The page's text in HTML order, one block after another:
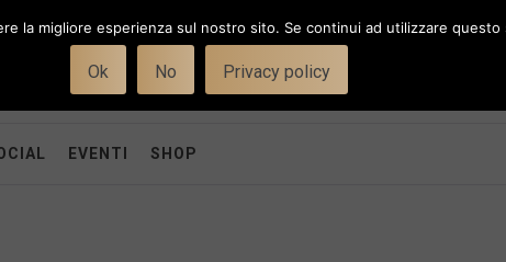
EVENTI SHOP
la migliore esperienza sul nostro sito. Se continui ad utilizzare
Ok No Privacy policy